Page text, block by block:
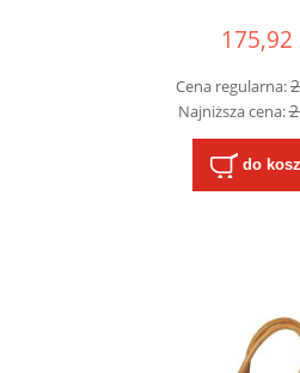
175,92
Cena regularna:
Najniższa cena:
do